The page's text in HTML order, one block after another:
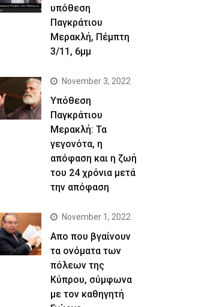
υπόθεση
Παγκράτιου
Μερακλή, Πέμπτη
3/11, 6μμ
November 3, 2022
Yπόθεση
Παγκράτιου
Μερακλή: Τα
γεγονότα, η
απόφαση και η ζωή
του 24 χρόνια μετά
την απόφαση
November 1, 2022
Απο που βγαίνουν
τα ονόματα των
πόλεων της
Κύπρου, σύμφωνα
με τον καθηγητή